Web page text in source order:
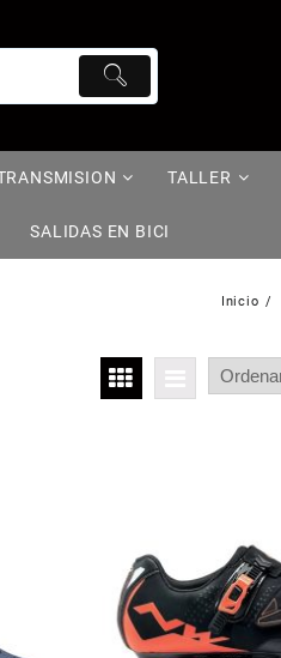
TALLER
SALIDAS EN BICI
Inicio